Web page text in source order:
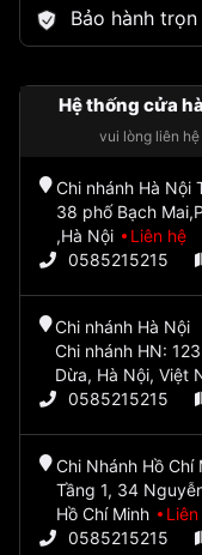
Bảo hành
Hệ thống cửa
vui lòng liên
Chi nhánh Hà Nội
38 phố Bạch
,Hà Nội
Liên hệ
0585215215
Chi nhánh Hà Nội
Chi nhánh HN:
Dừa, Hà Nội, Việt
0585215215
Chi Nhánh Hồ Chí
Tầng 1, 34
Hồ Chí Minh
0585215215